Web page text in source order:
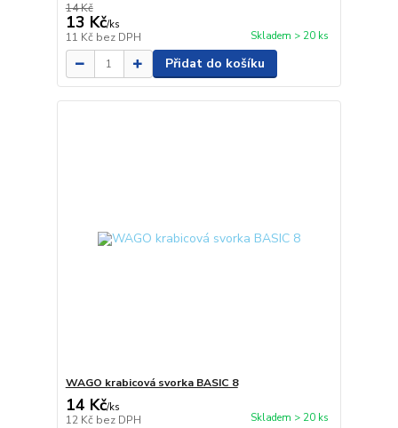
14 Kč
13 Kč/ks
11 Kč bez DPH Skladem > 20 ks
Přidat do košíku
WAGO krabicová svorka BASIC 8
14 Kč/ks
12 Kč bez DPH Skladem > 20 ks